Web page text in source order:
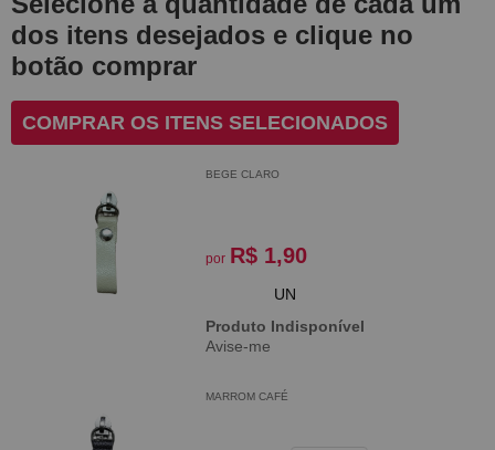
dos itens desejados e clique no
botão comprar
COMPRAR OS ITENS SELECIONADOS
BEGE CLARO
por R$ 1,90
UN
Produto Indisponível
Avise-me
MARROM CAFÉ